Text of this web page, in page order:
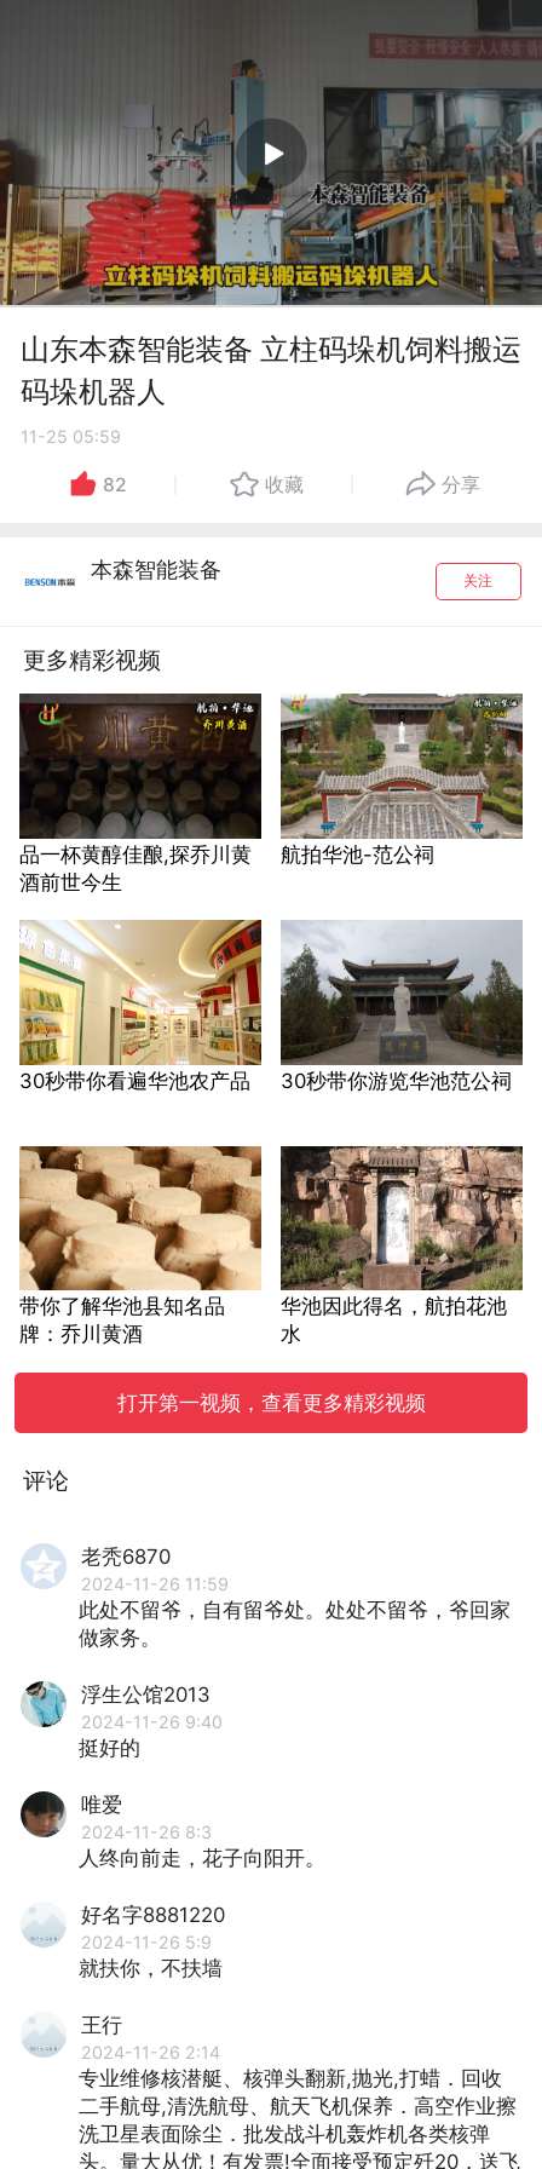
山东本森智能装备 立柱码垛机饲料搬运
码垛机器人
11-25 05:59
82 收藏 分享
本森智能装备 关注
更多精彩视频
品一杯黄醇佳酿,探乔川黄
酒前世今生
航拍华池-范公祠
30秒带你看遍华池农产品 30秒带你游览华池范公祠
带你了解华池县知名品
牌：乔川黄酒
华池因此得名，航拍花池
水
打开第一视频，查看更多精彩视频
评论
老秃6870
2024-11-26 11:59
此处不留爷，⾃有留爷处。处处不留爷，爷回家
做家务。
浮生公馆2013
2024-11-26 9:40
挺好的
唯爱
2024-11-26 8:3
人终向前走，花子向阳开。
好名字8881220
2024-11-26 5:9
就扶你，不扶墙
王行
2024-11-26 2:14
专业维修核潜艇、核弹头翻新,抛光,打蜡．回收
二手航母,清洗航母、航天飞机保养．高空作业擦
洗卫星表面除尘．批发战斗机轰炸机各类核弹
头。量大从优！有发票!全面接受预定歼20，送飞